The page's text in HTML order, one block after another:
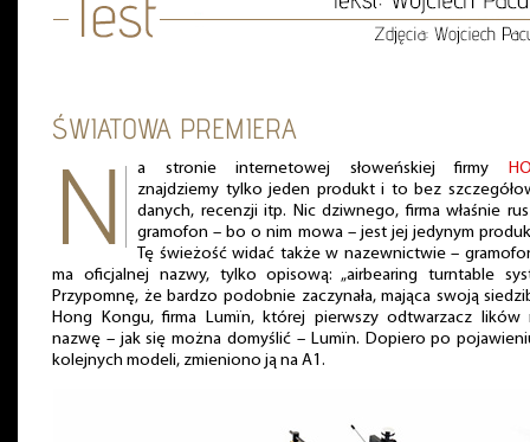
ŚWIATOWA PREMIERA
a stronie internetowej słoweńskiej firmy
znajdziemy tylko jeden produkt i to bez
danych, recenzji itp. Nic dziwnego, firma właśnie
gramofon – bo o nim mowa – jest jej jedynym
Tę świeżość widać także w nazewnictwie –
ma oficjalnej nazwy, tylko opisową: „airbearing turntable
Przypomnę, że bardzo podobnie zaczynała, mająca swoją
Hong Kongu, firma Lumïn, której pierwszy odtwarzacz lików
nazwę – jak się można domyślić – Lumïn. Dopiero po
kolejnych modeli, zmieniono ją na A1.